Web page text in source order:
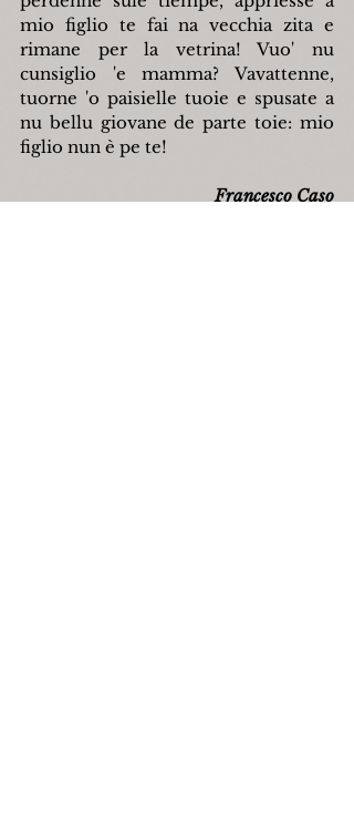
mio figlio te fai na vecchia zita e
rimane per la vetrina! Vuo' nu
cunsiglio 'e mamma? Vavattenne,
tuorne 'o paisielle tuoie e spusate a
nu bellu giovane de parte toie: mio
figlio nun è pe te!
Francesco Caso